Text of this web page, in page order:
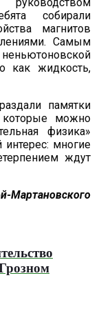
собирали
магнитов
Самым
как жидкость,
памятки
которые можно
физика»
многие
ждут